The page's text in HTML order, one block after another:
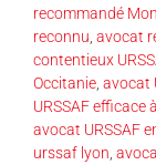
recommandé
reconnu avocat
contentieux
Occitanie avocat
URSSAF efficace
avocat URSSAF
urssaf lyon